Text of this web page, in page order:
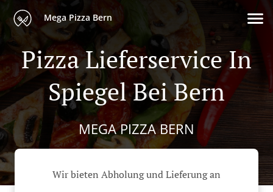
Mega Pizza Bern
Pizza Lieferservice In
Spiegel Bei Bern
MEGA PIZZA BERN
Wir bieten Abholung und Lieferung an